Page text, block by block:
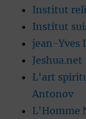
Institut
Institut
jean-Yves
Jeshua.net
L'art
Antonov
L'Homme